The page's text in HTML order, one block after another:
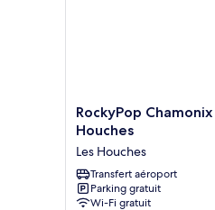
RockyPop
Chamonix
Les
Houches
Les
RockyPop
Houches
Les Houches
Transfert aéroport
Parking gratuit
Wi-Fi gratuit